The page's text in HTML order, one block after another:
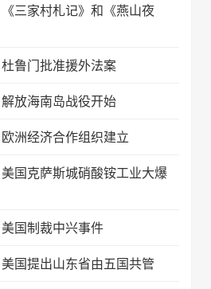
《三家村札记》和《燕山夜
杜鲁门批准援外法案
解放海南岛战役开始
欧洲经济合作组织建立
美国克萨斯城硝酸铵工业大爆
美国制裁中兴事件
美国提出山东省由五国共管